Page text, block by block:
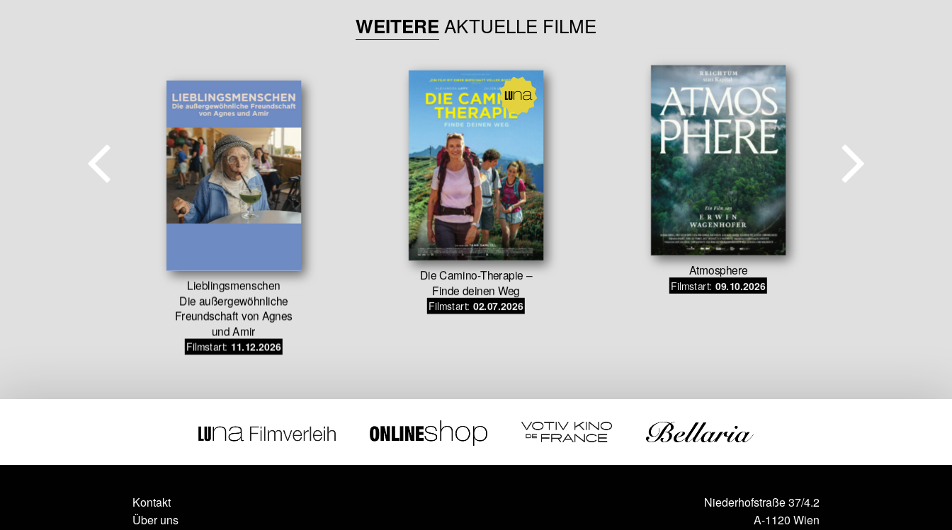
WEITERE AKTUELLE FILME
Lieblingsmenschen
Die außergewöhnliche
Freundschaft von Agnes
und Amir
Filmstart: 11.12.2026
Die Camino-Therapie –
Finde deinen Weg
Filmstart: 02.07.2026
Atmosphere
Filmstart: 09.10.2026
Kontakt
Über uns
Niederhofstraße 37/4.2
A-1120 Wien